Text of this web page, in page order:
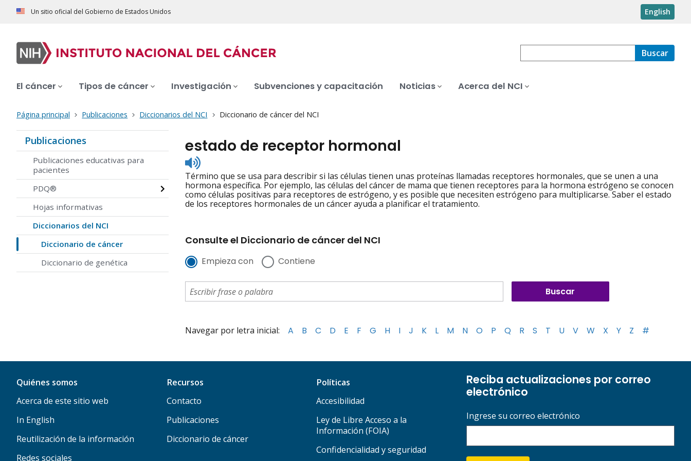
Un sitio oficial del Gobierno de Estados Unidos English
Buscar
El cáncer Tipos de cáncer Investigación Subvenciones y capacitación Noticias Acerca del NCI
Página principal Publicaciones Diccionarios del NCI Diccionario de cáncer del NCI
Publicaciones
Publicaciones educativas para
pacientes
PDQ®
Hojas informativas
Diccionarios del NCI
Diccionario de cáncer
Diccionario de genética
estado de receptor hormonal
Listen
to
pronunciation
Término que se usa para describir si las células tienen unas proteínas llamadas receptores hormonales, que se unen a una
hormona específica. Por ejemplo, las células del cáncer de mama que tienen receptores para la hormona estrógeno se conocen
como células positivas para receptores de estrógeno, y es posible que necesiten estrógeno para multiplicarse. Saber el estado
de los receptores hormonales de un cáncer ayuda a planificar el tratamiento.
Consulte el Diccionario de cáncer del NCI
Empieza con Contiene
Navegar por letra inicial: A B C D E F G H I J K L M N O P Q R S T U V W X Y Z #
Quiénes somos
Acerca de este sitio web
In English
Reutilización de la información
Redes sociales
Recursos
Contacto
Publicaciones
Diccionario de cáncer
Políticas
Accesibilidad
Ley de Libre Acceso a la
Información (FOIA)
Confidencialidad y seguridad
Reciba actualizaciones por correo
electrónico
Ingrese su correo electrónico